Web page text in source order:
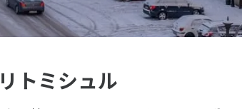
リトミシュル
5 6 9
10
12 13 14 15 16
17
26 27 28 29
8
15